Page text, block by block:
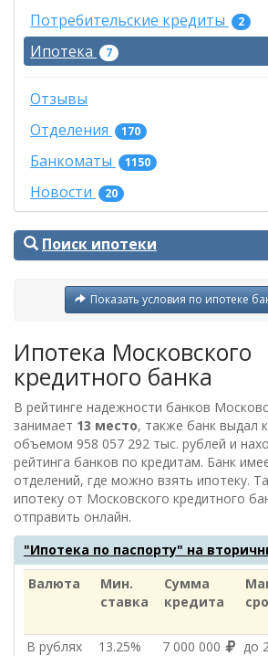
Потребительские кредиты 2
Ипотека 7
Отзывы
Отделения
170
Банкоматы 1150
Новости 20
Поиск ипотеки
Показать условия по ипотеке
Ипотека Московского
кредитного банка
В рейтинге надежности банков
занимает 13 место, также банк выдал
объемом 958 057 292 тыс. рублей и
рейтинга банков по кредитам. Банк
отделений, где можно взять ипотеку.
ипотеку от Московского кредитного
отправить онлайн.
"Ипотека по паспорту" на
Валюта
Мин.
ставка
Сумма
кредита
В рублях
13.25% 7 000 000 до